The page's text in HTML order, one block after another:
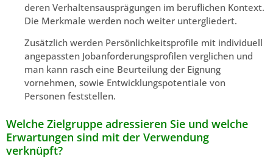
deren Verhaltensausprägungen im beruflichen Kontext.
Die Merkmale werden noch weiter untergliedert.
Zusätzlich werden Persönlichkeitsprofile mit individuell
angepassten Jobanforderungsprofilen verglichen und
man kann rasch eine Beurteilung der Eignung
vornehmen, sowie Entwicklungspotentiale von
Personen feststellen.
Welche Zielgruppe adressieren Sie und welche
Erwartungen sind mit der Verwendung
verknüpft?